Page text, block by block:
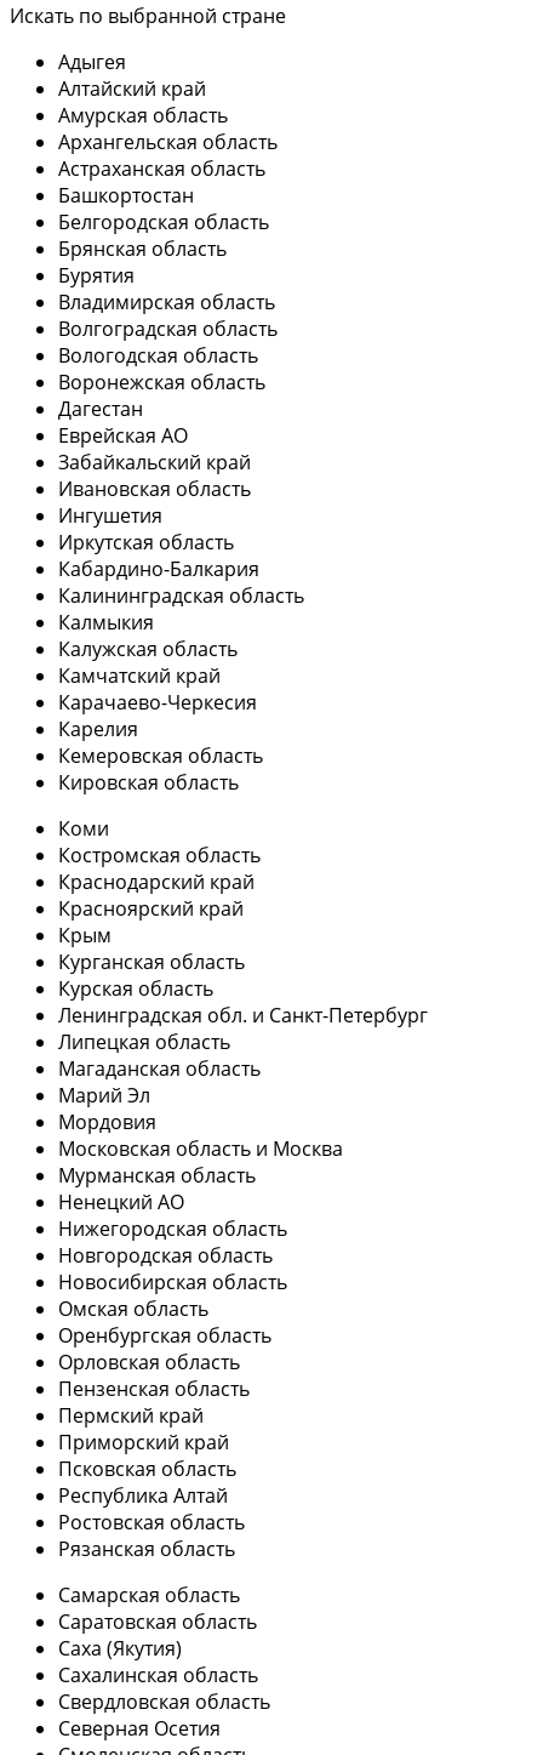
Искать по выбранной стране
Адыгея
Алтайский край
Амурская область
Архангельская область
Астраханская область
Башкортостан
Белгородская область
Брянская область
Бурятия
Владимирская область
Волгоградская область
Вологодская область
Воронежская область
Дагестан
Еврейская АО
Забайкальский край
Ивановская область
Ингушетия
Иркутская область
Кабардино-Балкария
Калининградская область
Калмыкия
Калужская область
Камчатский край
Карачаево-Черкесия
Карелия
Кемеровская область
Кировская область
Коми
Костромская область
Краснодарский край
Красноярский край
Крым
Курганская область
Курская область
Ленинградская обл. и Санкт-Петербург
Липецкая область
Магаданская область
Марий Эл
Мордовия
Московская область и Москва
Мурманская область
Ненецкий АО
Нижегородская область
Новгородская область
Новосибирская область
Омская область
Оренбургская область
Орловская область
Пензенская область
Пермский край
Приморский край
Псковская область
Республика Алтай
Ростовская область
Рязанская область
Самарская область
Саратовская область
Саха (Якутия)
Сахалинская область
Свердловская область
Северная Осетия